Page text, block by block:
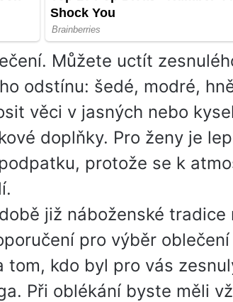
Můžete uctít
odstínu: šedé, modré,
věci v jasných nebo
doplňky. Pro ženy je
protože se k
již náboženské tradice
pro výběr oblečení
tom, kdo byl pro vás
Při oblékání byste měli